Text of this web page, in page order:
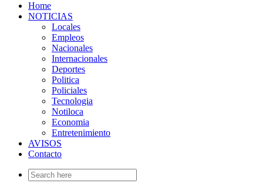
Home
NOTICIAS
Locales
Empleos
Nacionales
Internacionales
Deportes
Politica
Policiales
Tecnologia
Notiloca
Economia
Entretenimiento
AVISOS
Contacto
Search
for: